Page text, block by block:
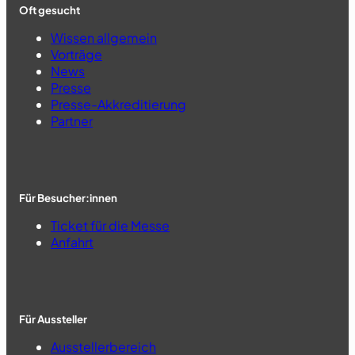
Oft gesucht
Wissen allgemein
Vorträge
News
Presse
Presse-Akkreditierung
Partner
Für Besucher:innen
Ticket für die Messe
Anfahrt
Für Aussteller
Ausstellerbereich